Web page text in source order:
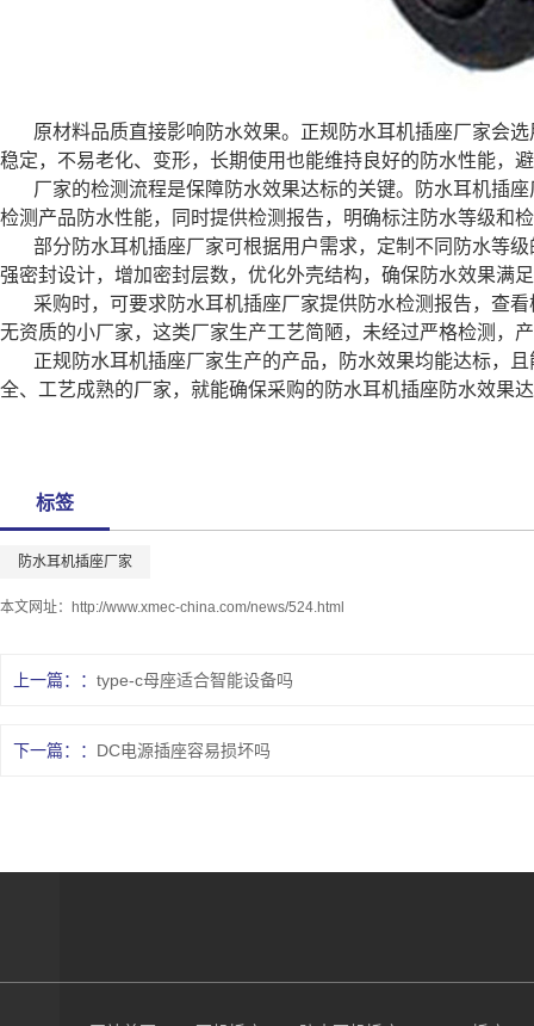
原材料品质直接影响防水效果。正规防水耳机插座厂家会
稳定，不易老化、变形，长期使用也能维持良好的防水性能，
厂家的检测流程是保障防水效果达标的关键。防水耳机插
检测产品防水性能，同时提供检测报告，明确标注防水等级和
部分防水耳机插座厂家可根据用户需求，定制不同防水等
强密封设计，增加密封层数，优化外壳结构，确保防水效果满
采购时，可要求防水耳机插座厂家提供防水检测报告，查
无资质的小厂家，这类厂家生产工艺简陋，未经过严格检测，
正规防水耳机插座厂家生产的产品，防水效果均能达标，
全、工艺成熟的厂家，就能确保采购的防水耳机插座防水效果
标签
防水耳机插座厂家
本文网址： http://www.xmec-china.com/news/524.html
上一篇： type-c母座适合智能设备吗
下一篇： DC电源插座容易损坏吗